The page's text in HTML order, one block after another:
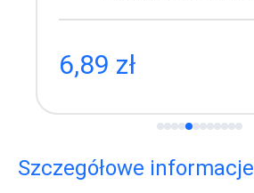
6,89 zł
Szczegółowe informacje